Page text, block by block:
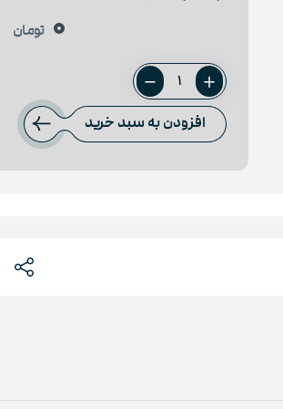
0 تومان
ورق
12
میل
افزودن به سبد خرید